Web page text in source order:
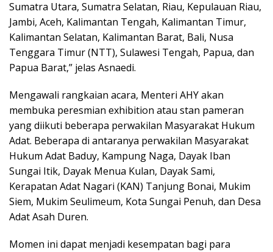
Sumatra Utara, Sumatra Selatan, Riau, Kepulauan Riau,
Jambi, Aceh, Kalimantan Tengah, Kalimantan Timur,
Kalimantan Selatan, Kalimantan Barat, Bali, Nusa
Tenggara Timur (NTT), Sulawesi Tengah, Papua, dan
Papua Barat,” jelas Asnaedi.
Mengawali rangkaian acara, Menteri AHY akan
membuka peresmian exhibition atau stan pameran
yang diikuti beberapa perwakilan Masyarakat Hukum
Adat. Beberapa di antaranya perwakilan Masyarakat
Hukum Adat Baduy, Kampung Naga, Dayak Iban
Sungai Itik, Dayak Menua Kulan, Dayak Sami,
Kerapatan Adat Nagari (KAN) Tanjung Bonai, Mukim
Siem, Mukim Seulimeum, Kota Sungai Penuh, dan Desa
Adat Asah Duren.
Momen ini dapat menjadi kesempatan bagi para